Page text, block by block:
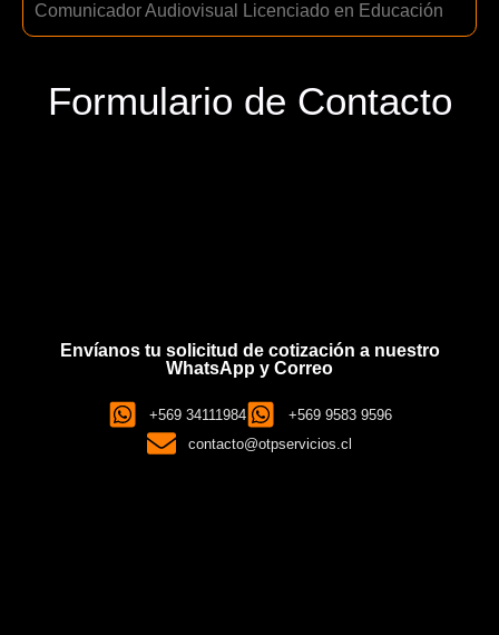
Comunicador Audiovisual Licenciado en Educación
Formulario de Contacto
Envíanos tu solicitud de cotización a nuestro
WhatsApp y Correo
+569 34111984
+569 9583 9596
contacto@otpservicios.cl